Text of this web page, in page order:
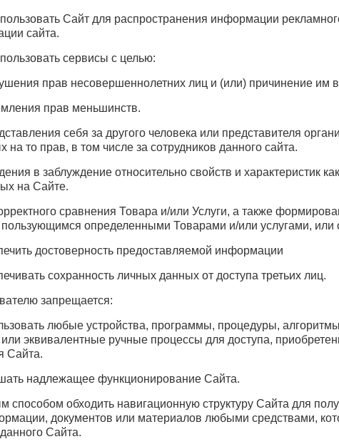
Сайт для распространения информации
сайта.
сервисы с целью:
прав несовершеннолетних лиц и (или) причинение им
прав меньшинств.
себя за другого человека или представителя
на то прав, в том числе за сотрудников данного сайта.
в заблуждение относительно свойств и характеристик
на Сайте.
сравнения Товара и/или Услуги, а также
определенными Товарами и/или услугами, или
достоверность предоставляемой информации
сохранность личных данных от доступа третьих лиц.
запрещается:
любые устройства, программы, процедуры,
или эквивалентные ручные процессы для доступа,
Сайта.
надлежащее функционирование Сайта.
способом обходить навигационную структуру Сайта для
документов или материалов любыми средствами,
Сайта.